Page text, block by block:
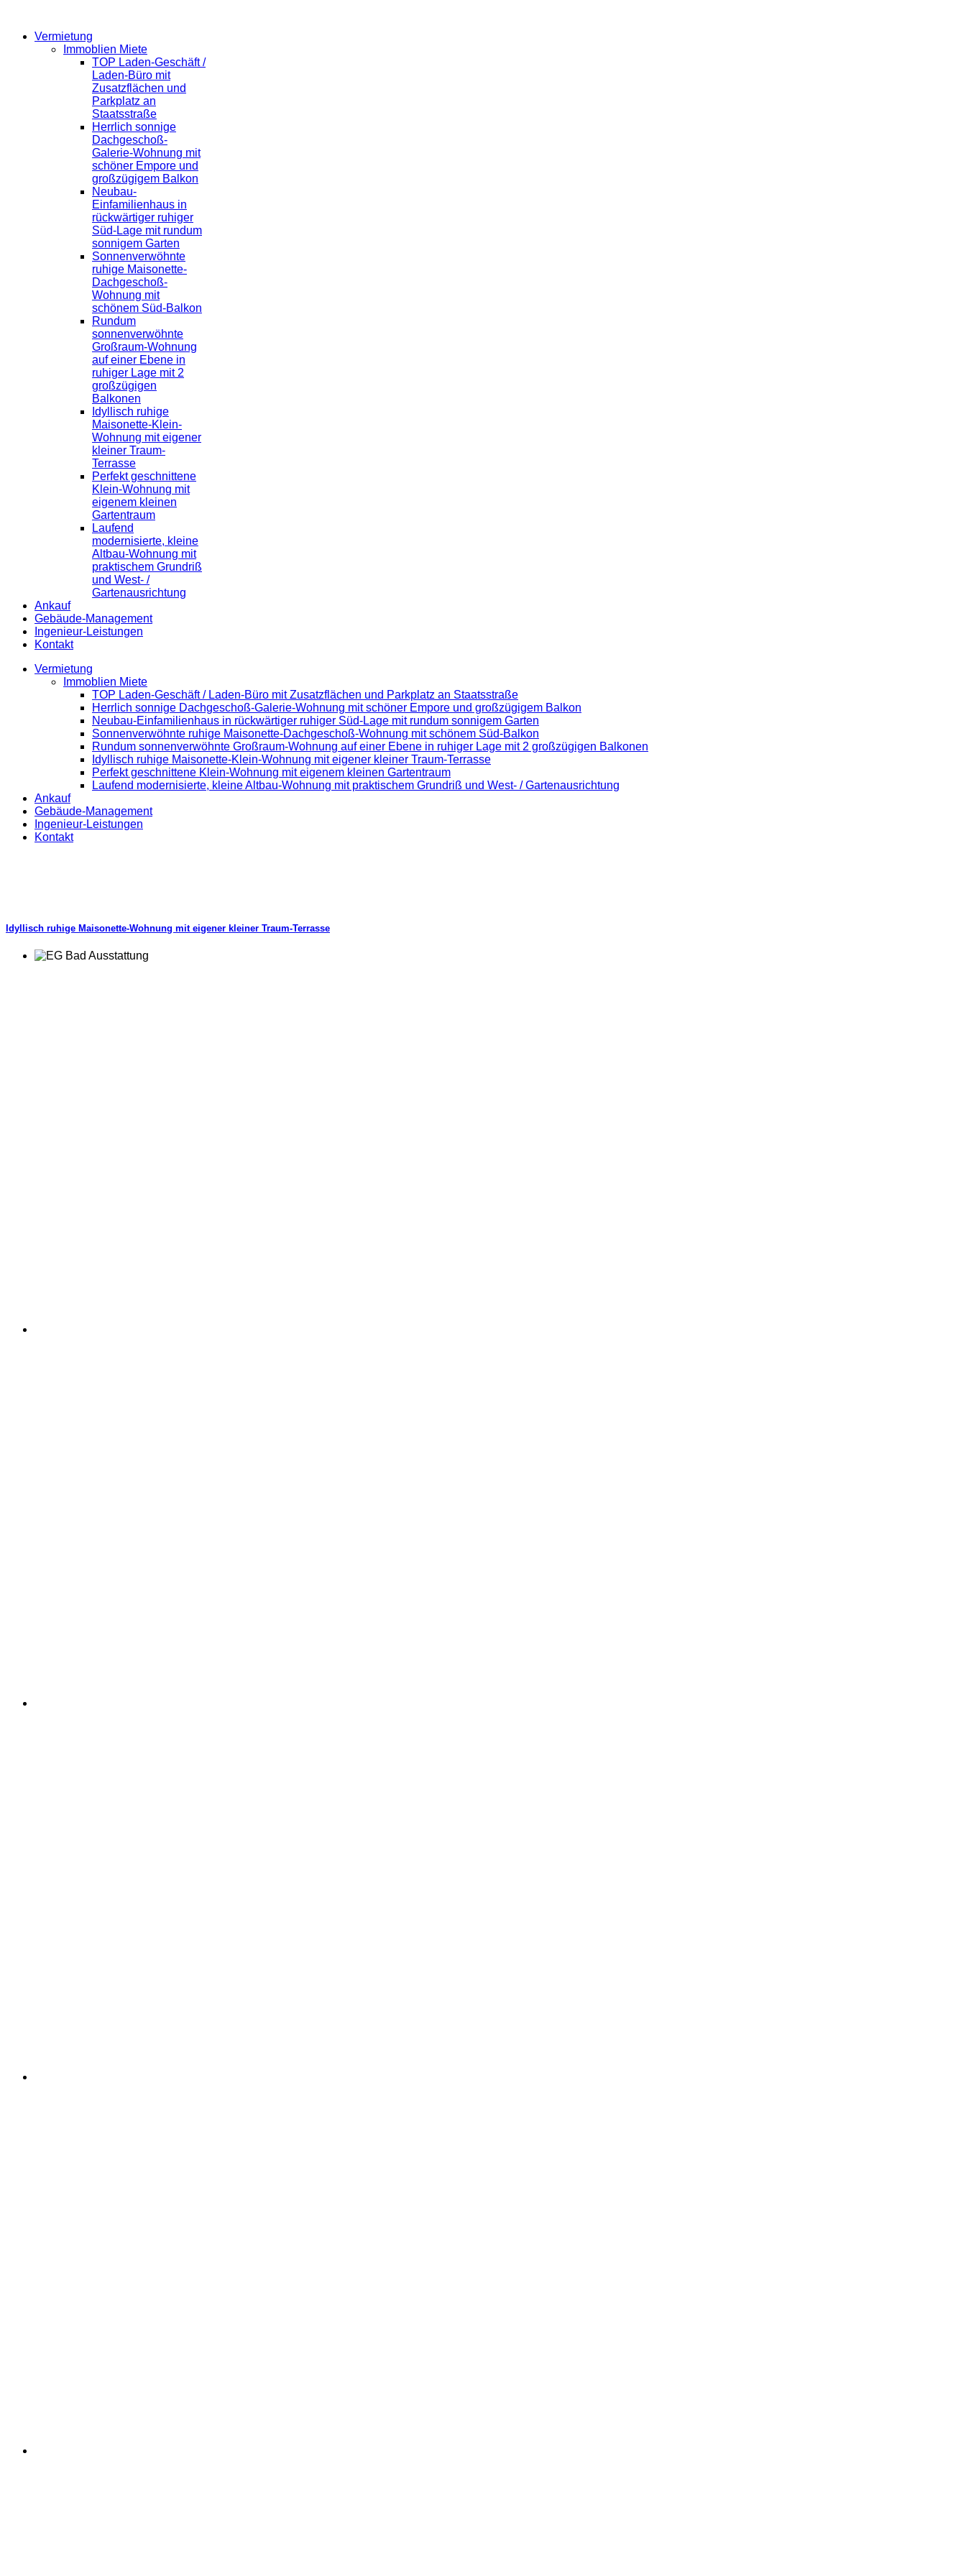
Vermietung
Immoblien Miete
TOP Laden-Geschäft /
Laden-Büro mit
Zusatzflächen und
Parkplatz an
Staatsstraße
Herrlich sonnige
Dachgeschoß-
Galerie-Wohnung mit
schöner Empore und
großzügigem Balkon
Neubau-
Einfamilienhaus in
rückwärtiger ruhiger
Süd-Lage mit rundum
sonnigem Garten
Sonnenverwöhnte
ruhige Maisonette-
Dachgeschoß-
Wohnung mit
schönem Süd-Balkon
Rundum
sonnenverwöhnte
Großraum-Wohnung
auf einer Ebene in
ruhiger Lage mit 2
großzügigen
Balkonen
Idyllisch ruhige
Maisonette-Klein-
Wohnung mit eigener
kleiner Traum-
Terrasse
Perfekt geschnittene
Klein-Wohnung mit
eigenem kleinen
Gartentraum
Laufend
modernisierte, kleine
Altbau-Wohnung mit
praktischem Grundriß
und West- /
Gartenausrichtung
Ankauf
Gebäude-Management
Ingenieur-Leistungen
Kontakt
Vermietung
Immoblien Miete
TOP Laden-Geschäft / Laden-Büro mit Zusatzflächen und Parkplatz an Staatsstraße
Herrlich sonnige Dachgeschoß-Galerie-Wohnung mit schöner Empore und großzügigem Balkon
Neubau-Einfamilienhaus in rückwärtiger ruhiger Süd-Lage mit rundum sonnigem Garten
Sonnenverwöhnte ruhige Maisonette-Dachgeschoß-Wohnung mit schönem Süd-Balkon
Rundum sonnenverwöhnte Großraum-Wohnung auf einer Ebene in ruhiger Lage mit 2 großzügigen Balkonen
Idyllisch ruhige Maisonette-Klein-Wohnung mit eigener kleiner Traum-Terrasse
Perfekt geschnittene Klein-Wohnung mit eigenem kleinen Gartentraum
Laufend modernisierte, kleine Altbau-Wohnung mit praktischem Grundriß und West- / Gartenausrichtung
Ankauf
Gebäude-Management
Ingenieur-Leistungen
Kontakt
Idyllisch ruhige Maisonette-Wohnung mit eigener kleiner Traum-Terrasse